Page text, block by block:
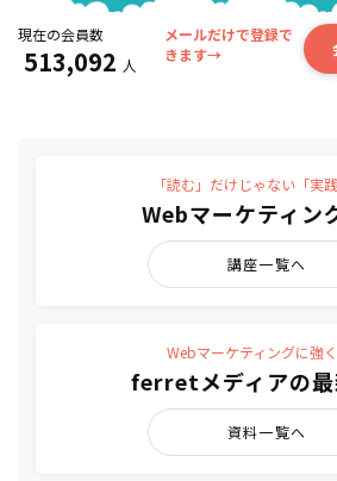
現在の会員数
513,092 人
メールだけで登録で
きます→
「読む」だけじゃない「実践
Webマーケティン
講座一覧へ
Webマーケティングに強
ferretメディアの最
資料一覧へ